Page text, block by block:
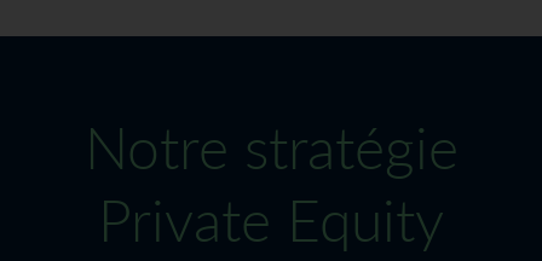
Notre stratégie
Private Equity